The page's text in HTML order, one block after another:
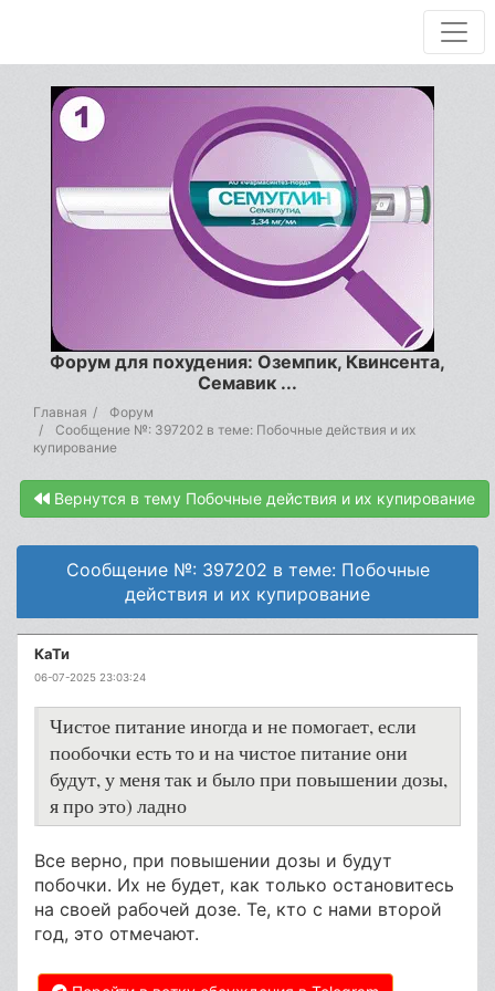
Форум для похудения: Оземпик, Квинсента,
Семавик ...
Главная
Форум
Сообщение №: 397202 в теме: Побочные действия и их
купирование
Вернутся в тему Побочные действия и их купирование
Сообщение №: 397202 в теме: Побочные
действия и их купирование
КаТи
06-07-2025 23:03:24
Чистое питание иногда и не помогает, если
пообочки есть то и на чистое питание они
будут, у меня так и было при повышении дозы,
я про это) ладно
Все верно, при повышении дозы и будут
побочки. Их не будет, как только остановитесь
на своей рабочей дозе. Те, кто с нами второй
год, это отмечают.